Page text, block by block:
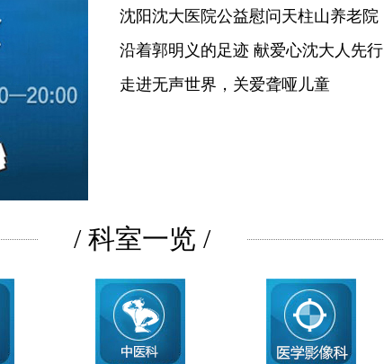
沈阳沈大医院公益慰问天柱山养老院
沿着郭明义的足迹 献爱心沈大人先行
走进无声世界，关爱聋哑儿童
/ 科室一览 /